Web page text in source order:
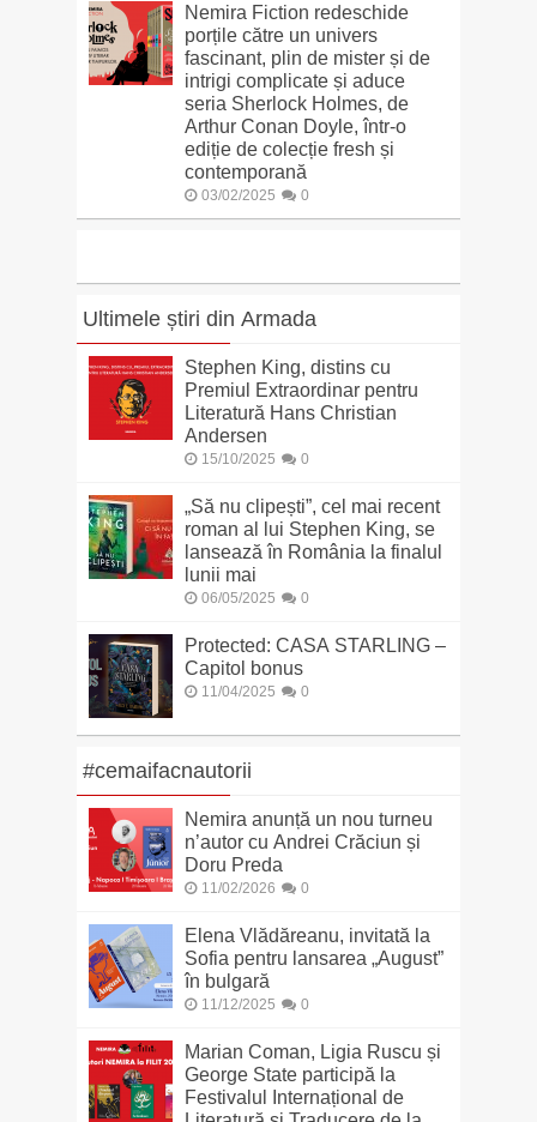
Nemira Fiction redeschide
porțile către un univers
fascinant, plin de mister și de
intrigi complicate și aduce
seria Sherlock Holmes, de
Arthur Conan Doyle, într-o
ediție de colecție fresh și
contemporană
03/02/2025 0
Ultimele știri din Armada
Stephen King, distins cu
Premiul Extraordinar pentru
Literatură Hans Christian
Andersen
15/10/2025 0
„Să nu clipești”, cel mai recent
roman al lui Stephen King, se
lansează în România la finalul
lunii mai
06/05/2025 0
Protected: CASA STARLING –
Capitol bonus
11/04/2025 0
#cemaifacnautorii
Nemira anunță un nou turneu
n’autor cu Andrei Crăciun și
Doru Preda
11/02/2026 0
Elena Vlădăreanu, invitată la
Sofia pentru lansarea „August”
în bulgară
11/12/2025 0
Marian Coman, Ligia Ruscu și
George State participă la
Festivalul Internațional de